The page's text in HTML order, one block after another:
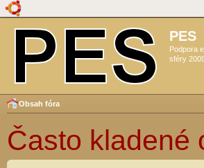
PES
Podpora
sféry
Obsah fóra
Často kladené